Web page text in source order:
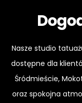
Nasze studio
dostępne dla
Śródmieście,
oraz spokojna